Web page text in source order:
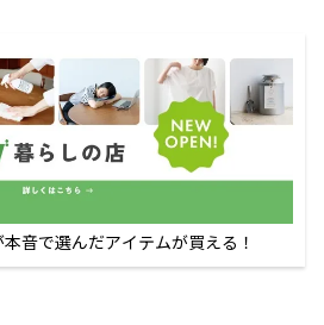
音で選んだアイテムが買える！